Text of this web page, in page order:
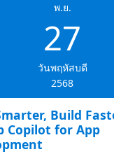
พ.ย.
27
วันพฤหัสบดี
2568
Build
Copilot for App